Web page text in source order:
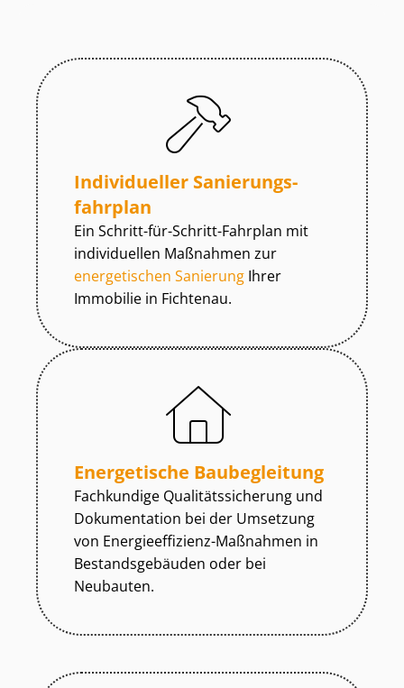
Individueller Sa­nie­rungs­
fahr­plan
Ein Schritt-für-Schritt-Fahrplan mit
individuellen Maßnahmen zur
energetischen Sanierung Ihrer
Immobilie in Fichtenau.
Energetische Baubegleitung
Fachkundige Qua­li­täts­si­che­rung und
Dokumentation bei der Umsetzung
von En­er­gie­ef­fi­zi­enz-Maßnahmen in
Be­stands­ge­bäu­den oder bei
Neubauten.